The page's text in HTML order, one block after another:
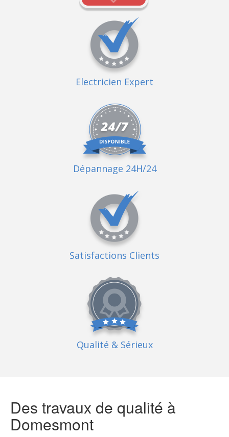
Electricien Expert
Dépannage 24H/24
Satisfactions Clients
Qualité & Sérieux
Des travaux de qualité à
Domesmont